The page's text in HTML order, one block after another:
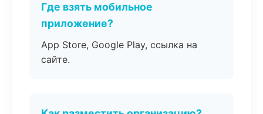
Где взять мобильное
приложение?
App Store, Google Play, ссылка на
сайте.